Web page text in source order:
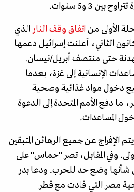
3 و5 سنوات.
الأولى من اتفاق وقف النارالذي
في 19 يناير /كانون الثاني، أعلنت إسرائيل دعمها
حتى منتصف أبريل/نيسان.
الإنسانية إلى غزة، بعدما
دخول مواد غذائية وصحية
ما دفع الأمم المتحدة إلى الدعوة
المساعدات.
الإفراج عن جميع الرهائن المتبقين
وفي المقابل، تصر "حماس" على
شأنها وضع حد للحرب. ودعا بدر
مصر التي قادت مع قطر